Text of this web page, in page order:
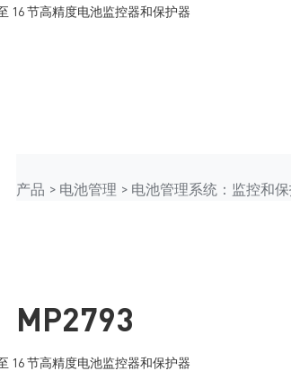
16 节高精度电池监控器和保护器
产品 电池管理 电池管理系统：监控和
MP2793
16 节高精度电池监控器和保护器